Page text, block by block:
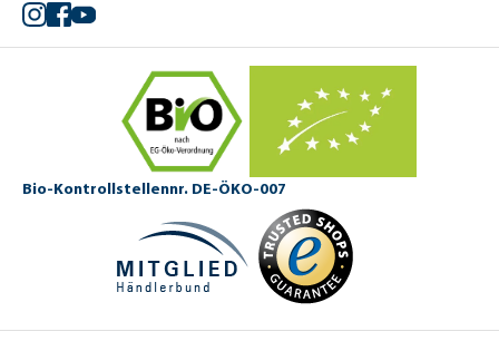
Instagram
Facebook
YouTube
Bio-Kontrollstellennr. DE-ÖKO-007